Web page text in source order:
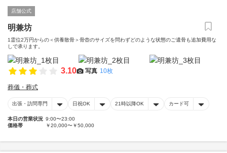
店舗公式
明兼坊
1霊位2万円からの＜供養散骨＞骨壺のサイズを問わずどのような状態のご遺骨も追加費用な
しで承ります。
3.10 写真 10枚
葬儀・葬式
出張・訪問専門 日祝OK 21時以降OK カード可
本日の営業状況 9:00〜23:00
価格帯
￥20,000〜￥50,000